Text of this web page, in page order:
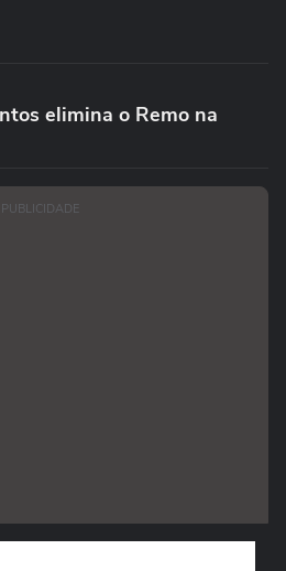
elimina o Remo na
PUBLICIDADE